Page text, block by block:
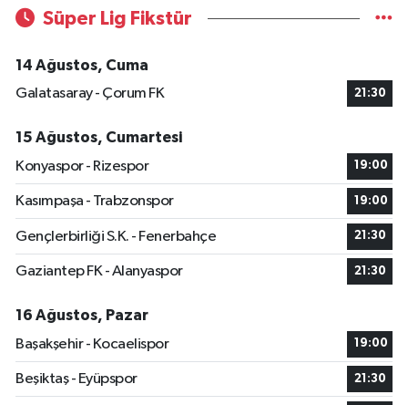
Süper Lig Fikstür
14 Ağustos, Cuma
Galatasaray - Çorum FK
21:30
15 Ağustos, Cumartesi
Konyaspor - Rizespor
19:00
Kasımpaşa - Trabzonspor 19:00
Gençlerbirliği S.K. - Fenerbahçe 21:30
Gaziantep FK - Alanyaspor 21:30
16 Ağustos, Pazar
Başakşehir - Kocaelispor
19:00
Beşiktaş - Eyüpspor 21:30